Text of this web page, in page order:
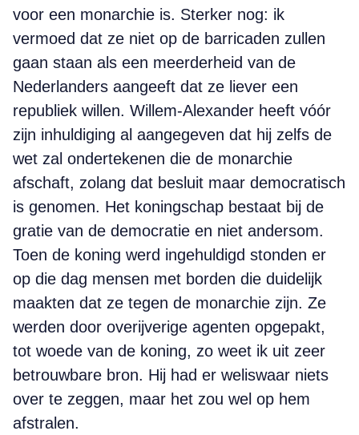
voor een monarchie is. Sterker nog: ik
vermoed dat ze niet op de barricaden zullen
gaan staan als een meerderheid van de
Nederlanders aangeeft dat ze liever een
republiek willen. Willem-Alexander heeft vóór
zijn inhuldiging al aangegeven dat hij zelfs de
wet zal ondertekenen die de monarchie
afschaft, zolang dat besluit maar democratisch
is genomen. Het koningschap bestaat bij de
gratie van de democratie en niet andersom.
Toen de koning werd ingehuldigd stonden er
op die dag mensen met borden die duidelijk
maakten dat ze tegen de monarchie zijn. Ze
werden door overijverige agenten opgepakt,
tot woede van de koning, zo weet ik uit zeer
betrouwbare bron. Hij had er weliswaar niets
over te zeggen, maar het zou wel op hem
afstralen.